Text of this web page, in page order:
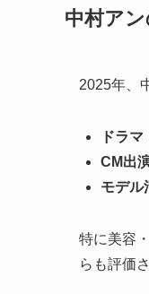
中村ア
2025年、
ドラ
CM出
モデル
特に美容
らも評価